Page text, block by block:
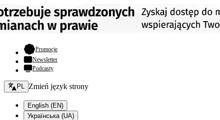
Promocje- otwiera się w nowej karcie
Newsletter
Podcasty
Zmień język - bieżący:
PL Zmień język strony
English (EN)
Українська (UA)